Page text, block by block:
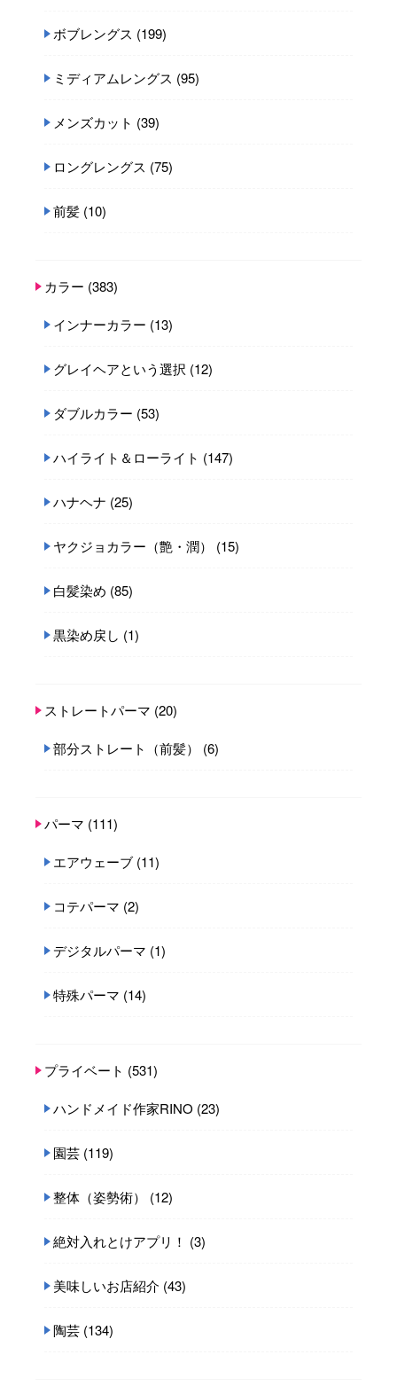
ボブレングス (199)
ミディアムレングス (95)
メンズカット (39)
ロングレングス (75)
前髪 (10)
カラー (383)
インナーカラー (13)
グレイヘアという選択 (12)
ダブルカラー (53)
ハイライト＆ローライト (147)
ハナヘナ (25)
ヤクジョカラー（艶・潤） (15)
白髪染め (85)
黒染め戻し (1)
ストレートパーマ (20)
部分ストレート（前髪） (6)
パーマ (111)
エアウェーブ (11)
コテパーマ (2)
デジタルパーマ (1)
特殊パーマ (14)
プライベート (531)
ハンドメイド作家RINO (23)
園芸 (119)
整体（姿勢術） (12)
絶対入れとけアプリ！ (3)
美味しいお店紹介 (43)
陶芸 (134)